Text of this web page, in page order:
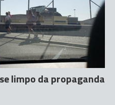
limpo da propaganda